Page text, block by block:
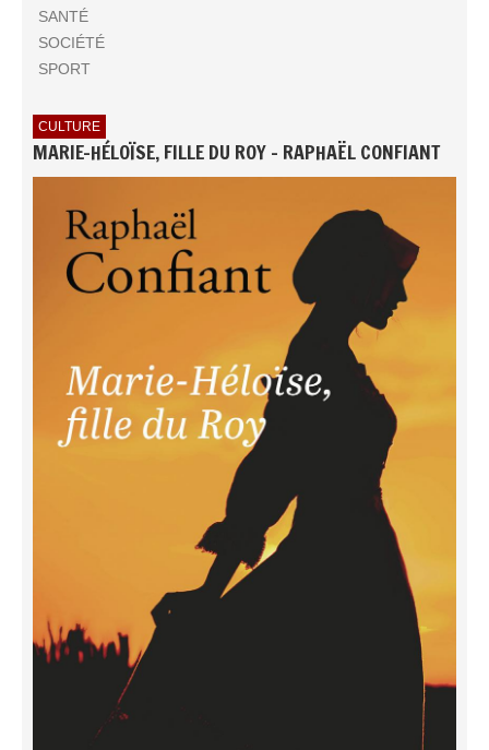
SANTÉ
SOCIÉTÉ
SPORT
CULTURE
MARIE-HÉLOÏSE, FILLE DU ROY - RAPHAËL CONFIANT